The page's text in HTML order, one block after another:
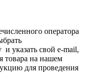
оператора
указать свой e-mail,
товара на нашем
для проведения